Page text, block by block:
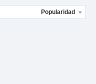
Popularidad